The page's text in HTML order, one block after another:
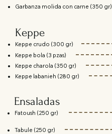
Garbanza molida con carne (350 gr)
Keppe
Keppe crudo (300 gr)
Keppe bola (3 pzas)
Keppe charola (350 gr)
Keppe labanieh (280 gr)
Ensaladas
Fatoush (250 gr)
Tabule (250 gr)